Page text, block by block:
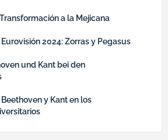
a la Mejicana
2024: Zorras y Pegasus
und Kant bei den
y Kant en los